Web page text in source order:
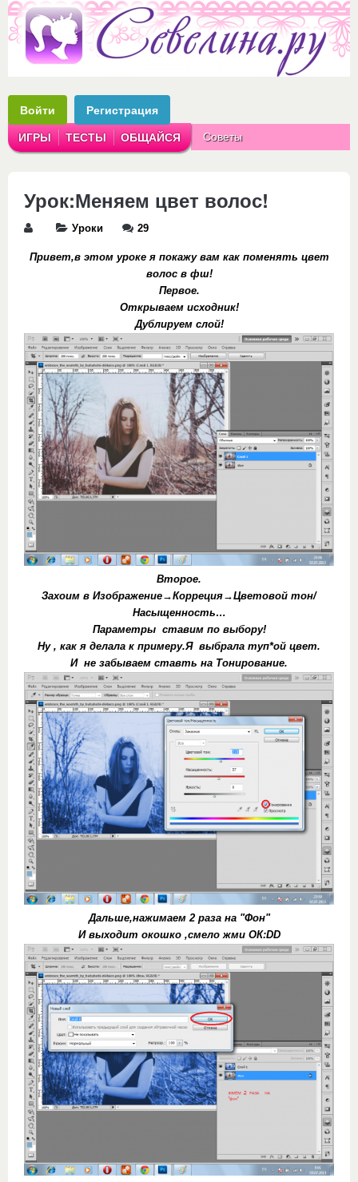
Войти Регистрация
ИГРЫ ТЕСТЫ ОБЩАЙСЯ Советы
Урок:Меняем цвет волос!
Уроки 29
Привет,в этом уроке я покажу вам как поменять цвет
волос в фш!
Первое.
Открываем исходник!
Дублируем слой!
Второе.
Захоим в Изображение→Корреция→Цветовой тон/
Насыщенность…
Параметры ставим по выбору!
Ну , как я делала к примеру.Я выбрала туп*ой цвет.
И не забываем ставть на Тонирование.
Дальше,нажимаем 2 раза на "Фон"
И выходит окошко ,смело жми ОК:DD